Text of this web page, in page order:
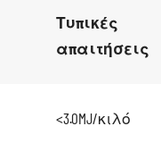
Τυπικές
απαιτήσεις
<3.0MJ/κιλό